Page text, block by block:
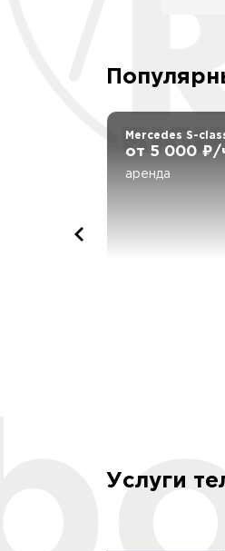
Mercedes S-
аренда
от 5 000 ₽/
Услуги